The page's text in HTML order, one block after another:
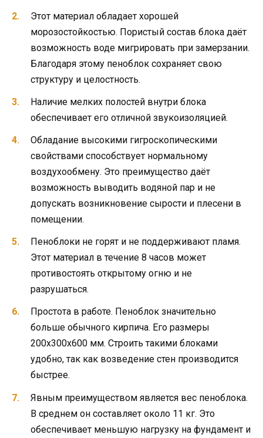
Этот материал обладает хорошей
морозостойкостью. Пористый состав блока даёт
возможность воде мигрировать при замерзании.
Благодаря этому пеноблок сохраняет свою
структуру и целостность.
Наличие мелких полостей внутри блока
обеспечивает его отличной звукоизоляцией.
Обладание высокими гигроскопическими
свойствами способствует нормальному
воздухообмену. Это преимущество даёт
возможность выводить водяной пар и не
допускать возникновение сырости и плесени в
помещении.
Пеноблоки не горят и не поддерживают пламя.
Этот материал в течение 8 часов может
противостоять открытому огню и не
разрушаться.
Простота в работе. Пеноблок значительно
больше обычного кирпича. Его размеры
200х300х600 мм. Строить такими блоками
удобно, так как возведение стен производится
быстрее.
Явным преимуществом является вес пеноблока.
В среднем он составляет около 11 кг. Это
обеспечивает меньшую нагрузку на фундамент и